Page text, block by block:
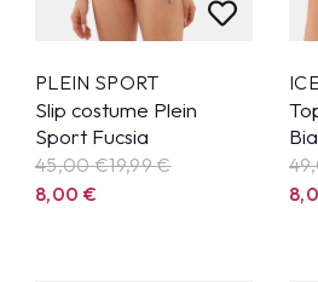
PLEIN SPORT
Slip costume Plein
Sport Fucsia
45,00 €19,99€
8,00 €